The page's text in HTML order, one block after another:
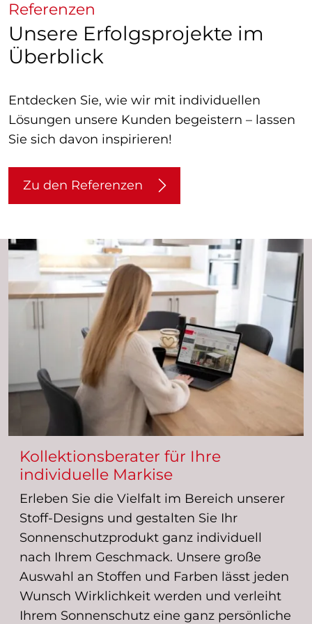
Referenzen
Unsere Erfolgsprojekte im
Überblick
Entdecken Sie, wie wir mit individuellen
Lösungen unsere Kunden begeistern – lassen
Sie sich davon inspirieren!
Zu den Referenzen
Kollektionsberater für Ihre
individuelle Markise
Erleben Sie die Vielfalt im Bereich unserer
Stoff-Designs und gestalten Sie Ihr
Sonnenschutzprodukt ganz individuell
nach Ihrem Geschmack. Unsere große
Auswahl an Stoffen und Farben lässt jeden
Wunsch Wirklichkeit werden und verleiht
Ihrem Sonnenschutz eine ganz persönliche